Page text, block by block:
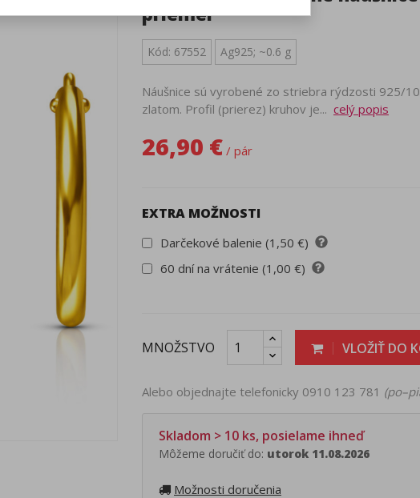
priemer
Kód: 67552 Ag925; ~0.6 g
Náušnice sú vyrobené zo striebra rýdzosti 925/
zlatom. Profil (prierez) kruhov je... celý popis
26,90 € / pár
EXTRA MOŽNOSTI
Darčekové balenie (1,50 €)
60 dní na vrátenie (1,00 €)
MNOŽSTVO VLOŽIŤ DO
Alebo objednajte telefonicky 0910 123 781
Skladom > 10 ks, posielame ihneď
Môžeme doručiť do: utorok 11.08.2026
Možnosti doručenia